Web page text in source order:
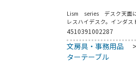
Lism series デスク天面
レスハイデスク。インダ
空間にでもそれとなくご使
（2人以上で約25分）●重
スチール（粉体塗装）／
仕上げ）／アジャスター
格電圧：100V／屋内用●
4510391002287
文房具・事務用品
ターテーブル